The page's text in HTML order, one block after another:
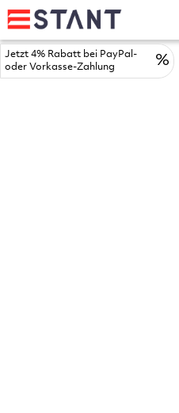
Jetzt 4% Rabatt bei PayPal-
oder Vorkasse-Zahlung
%